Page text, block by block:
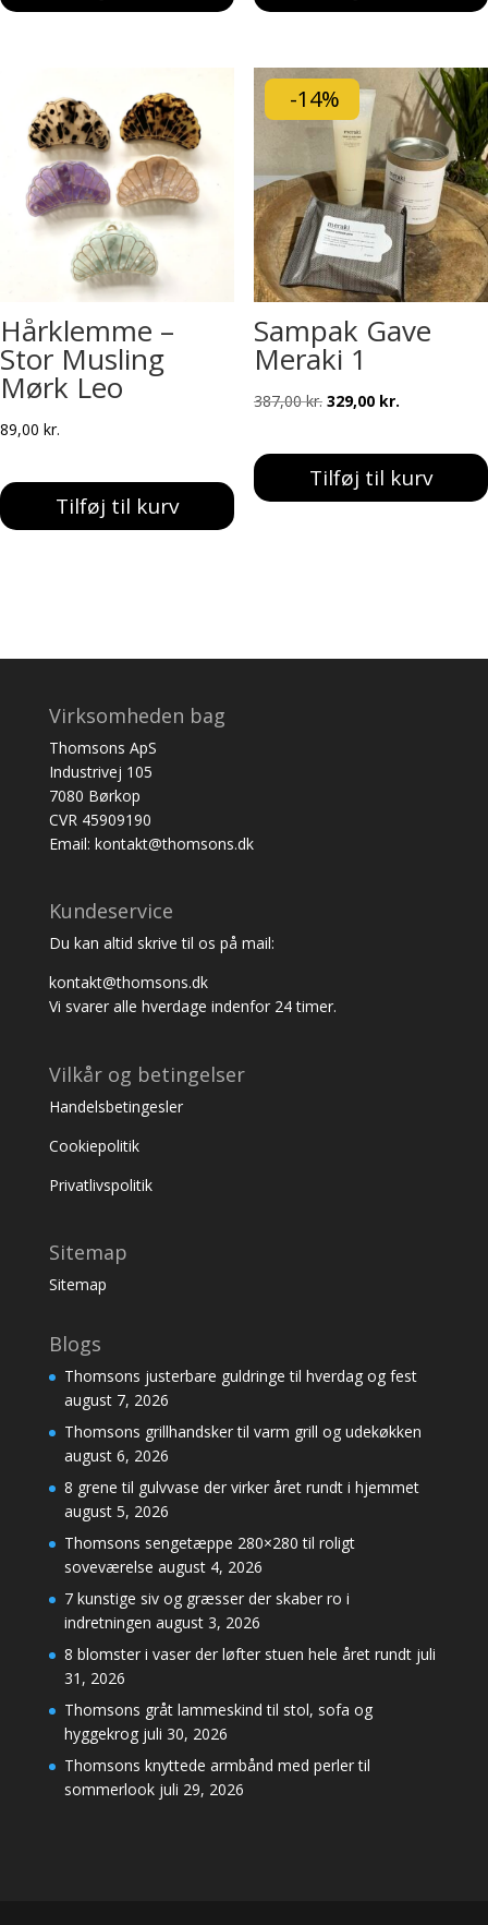
Hårklemme –
Stor Musling
Mørk Leo
89,00 kr.
Tilføj til kurv
-14%
Sampak Gave
Meraki 1
387,00kr. Den
pris
var:
329,00 kr.Den
pris
er:
Tilføj til kurv
Virksomheden bag
Thomsons ApS
Industrivej 105
7080 Børkop
CVR 45909190
Email: kontakt@thomsons.dk
Kundeservice
Du kan altid skrive til os på mail:
kontakt@thomsons.dk
Vi svarer alle hverdage indenfor 24 timer.
Vilkår og betingelser
Handelsbetingesler
Cookiepolitik
Privatlivspolitik
Sitemap
Sitemap
Blogs
Thomsons justerbare guldringe til hverdag og fest
august 7, 2026
Thomsons grillhandsker til varm grill og udekøkken
august 6, 2026
8 grene til gulvvase der virker året rundt i hjemmet
august 5, 2026
Thomsons sengetæppe 280×280 til roligt
soveværelse august 4, 2026
7 kunstige siv og græsser der skaber ro i
indretningen august 3, 2026
8 blomster i vaser der løfter stuen hele året rundt juli
31, 2026
Thomsons gråt lammeskind til stol, sofa og
hyggekrog juli 30, 2026
Thomsons knyttede armbånd med perler til
sommerlook juli 29, 2026